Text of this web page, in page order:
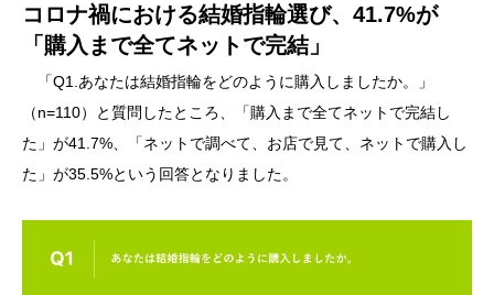
コロナ禍における結婚指輪選び、41.7%が
「購入まで全てネットで完結」
「Q1.あなたは結婚指輪をどのように購入しましたか。」
（n=110）と質問したところ、「購入まで全てネットで完結し
た」が41.7%、「ネットで調べて、お店で見て、ネットで購入し
た」が35.5%という回答となりました。